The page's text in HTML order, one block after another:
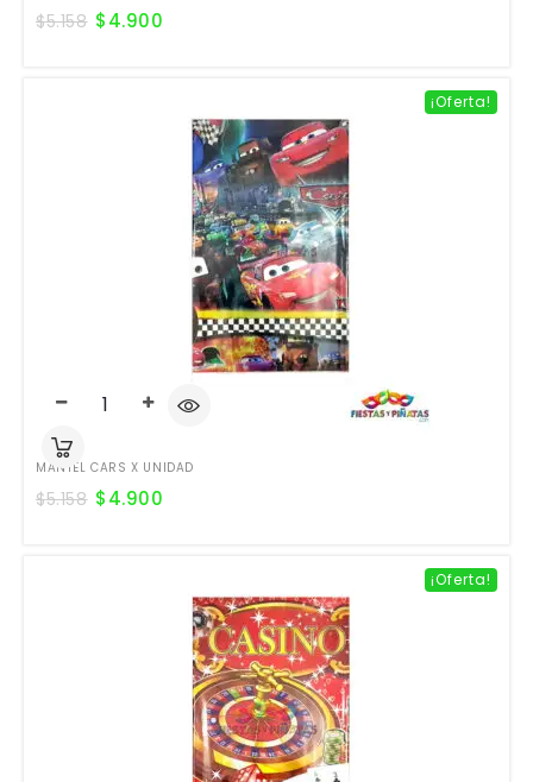
$5.158 $4.900
¡Oferta!
MANTEL CARS X UNIDAD
$5.158 $4.900
¡Oferta!